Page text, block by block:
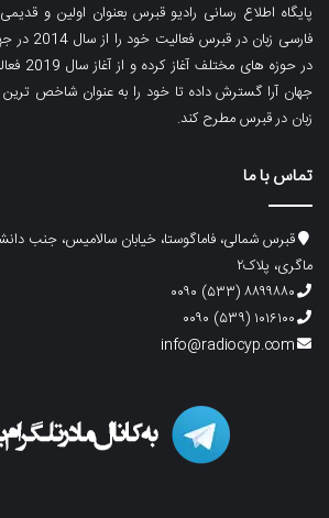
پایگاه اطلاع رسانی رادیو قبرس بعنوان اولین و
فارسی
در
جهان آرا گسترش داده تا خود را به عنوان شاخص
زبان در قبرس مطرح کند.
تماس با ما
ماگری، پلاک۲
۸۸۹۹۸۸۰ (۵۳۳) ۰۰۹۰
۱۰۱۶۱۰۰ (۵۳۹) ۰۰۹۰
info@radiocyp.com